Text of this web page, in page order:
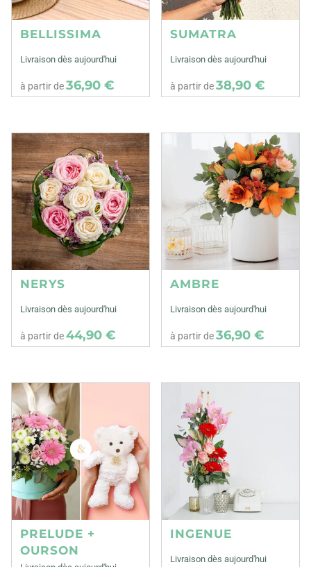
BELLISSIMA
Livraison dès aujourd'hui
à partir de36,90 €
SUMATRA
Livraison dès aujourd'hui
à partir de38,90 €
NERYS
Livraison dès aujourd'hui
à partir de44,90 €
AMBRE
Livraison dès aujourd'hui
à partir de36,90 €
PRELUDE +
OURSON
INGENUE
Livraison dès aujourd'hui